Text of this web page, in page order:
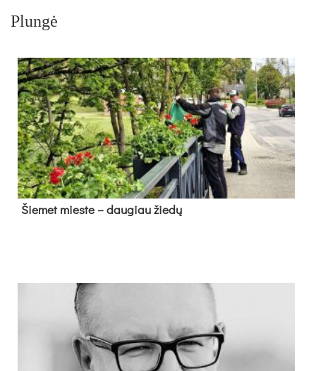
Plungė
Šie­met mies­te – dau­giau žie­dų